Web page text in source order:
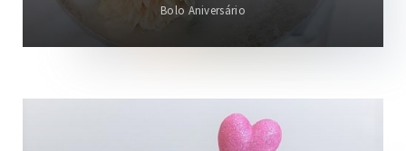
Bolo Aniversário